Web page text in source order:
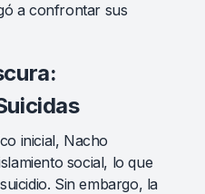
a confrontar sus
inicial, Nacho
social, lo que
Sin embargo, la